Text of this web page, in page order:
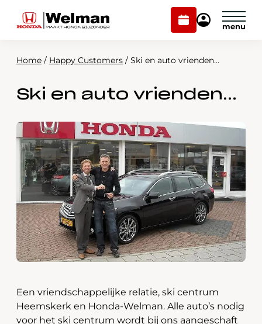
Plan
onderhoud
Mijn
Modellen
Voorraad
Onderhoud en service
Over ons
Webshop
Contact
Plan onderhoud
Mijn Honda Welman
Home / Happy Customers / Ski en auto vrienden…
Ski en auto vrienden…
Een vriendschappelijke relatie, ski centrum
Heemskerk en Honda-Welman. Alle auto’s nodig
voor het ski centrum wordt bij ons aangeschaft